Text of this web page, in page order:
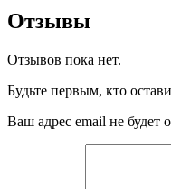
Отзывы
Отзывов пока нет.
Будьте первым, кто
Ваш адрес email не будет